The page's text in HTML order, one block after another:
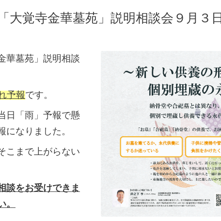
大覚寺金華墓苑」説明相談会９月３
華墓苑」説明相談
予報です。
日「雨」予報で懸
になりました。
こまで上がらない
談をお受けできま
。